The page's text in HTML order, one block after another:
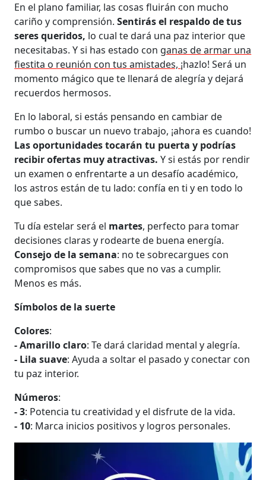
En el plano familiar, las cosas fluirán con mucho
cariño y comprensión. Sentirás el respaldo de tus
seres queridos, lo cual te dará una paz interior que
necesitabas. Y si has estado con ganas de armar una
fiestita o reunión con tus amistades, ¡hazlo! Será un
momento mágico que te llenará de alegría y dejará
recuerdos hermosos.
En lo laboral, si estás pensando en cambiar de
rumbo o buscar un nuevo trabajo, ¡ahora es cuando!
Las oportunidades tocarán tu puerta y podrías
recibir ofertas muy atractivas. Y si estás por rendir
un examen o enfrentarte a un desafío académico,
los astros están de tu lado: confía en ti y en todo lo
que sabes.
Tu día estelar será el martes, perfecto para tomar
decisiones claras y rodearte de buena energía.
Consejo de la semana: no te sobrecargues con
compromisos que sabes que no vas a cumplir.
Menos es más.
Símbolos de la suerte
Colores:
- Amarillo claro: Te dará claridad mental y alegría.
- Lila suave: Ayuda a soltar el pasado y conectar con
tu paz interior.
Números:
- 3: Potencia tu creatividad y el disfrute de la vida.
- 10: Marca inicios positivos y logros personales.